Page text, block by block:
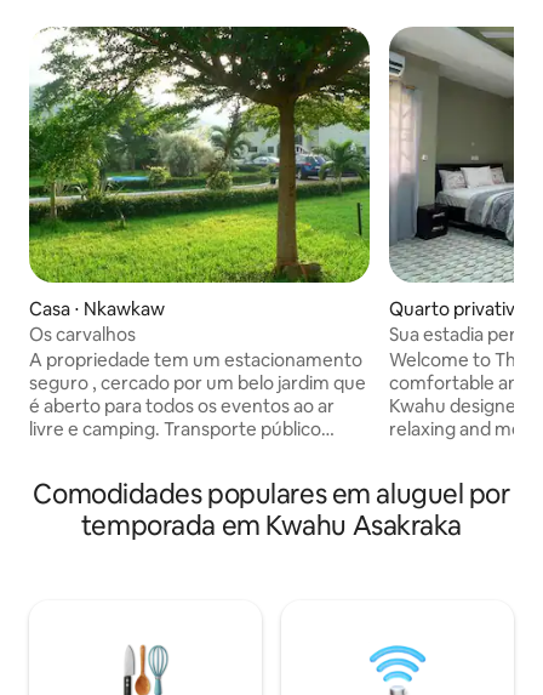
Casa ⋅ Nkawkaw
Os carvalhos
A propriedade tem um estacionamento
seguro , cercado por um belo jardim que
é aberto para todos os eventos ao ar
livre e camping. Transporte público
Páscoa de Okwahu e os Festivais de
Parapente. A propriedade está situada
em um grande quarteirão em um local
Quarto privativo ⋅
Sua estadia
Welcome to Third
comfortable and
Kwahu designed
relaxing and
hotel provides a
quality service,
experience that
Comodidades populares em aluguel por
temporada em Kwahu Asakraka